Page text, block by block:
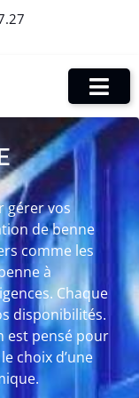
gérer vos
de benne
comme les
à
Chaque
disponibilités.
est pensé pour
choix d’une